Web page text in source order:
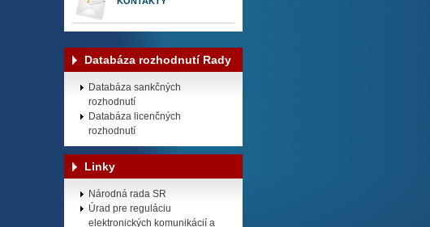
Databáza rozhodnutí Rady
Databáza sankčných
rozhodnutí
Databáza licenčných
rozhodnutí
Linky
Národná rada SR
Úrad pre reguláciu
elektronických komunikácií a